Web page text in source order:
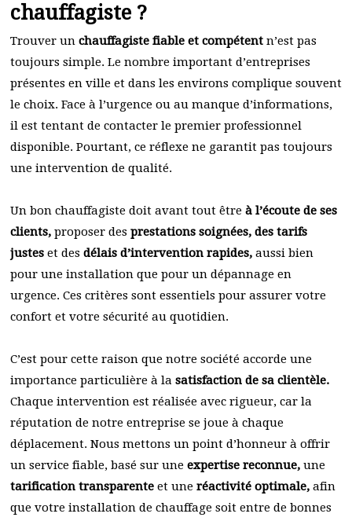
chauffagiste ?
Trouver un chauffagiste fiable et compétent n’est pas
toujours simple. Le nombre important d’entreprises
présentes en ville et dans les environs complique souvent
le choix. Face à l’urgence ou au manque d’informations,
il est tentant de contacter le premier professionnel
disponible. Pourtant, ce réflexe ne garantit pas toujours
une intervention de qualité.
Un bon chauffagiste doit avant tout être à l’écoute de ses
clients, proposer des prestations soignées, des tarifs
justes et des délais d’intervention rapides, aussi bien
pour une installation que pour un dépannage en
urgence. Ces critères sont essentiels pour assurer votre
confort et votre sécurité au quotidien.
C’est pour cette raison que notre société accorde une
importance particulière à la satisfaction de sa clientèle.
Chaque intervention est réalisée avec rigueur, car la
réputation de notre entreprise se joue à chaque
déplacement. Nous mettons un point d’honneur à offrir
un service fiable, basé sur une expertise reconnue, une
tarification transparente et une réactivité optimale, afin
que votre installation de chauffage soit entre de bonnes